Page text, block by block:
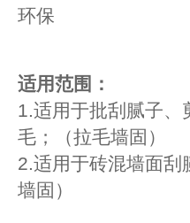
环保
适用范围：
1.适用于批刮腻子
毛；
（拉毛墙固 ）
2.适用于砖混墙面刮
墙固 ）